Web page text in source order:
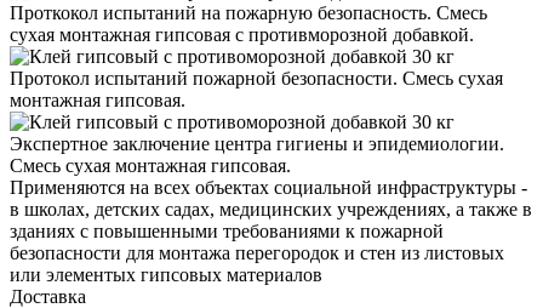
Проткокол испытаний на пожарную безопасность. Смесь
сухая монтажная гипсовая с противморозной добавкой.
Протокол испытаний пожарной безопасности. Смесь сухая
монтажная гипсовая.
Экспертное заключение центра гигиены и эпидемиологии.
Смесь сухая монтажная гипсовая.
Применяются на всех объектах социальной инфраструктуры -
в школах, детских садах, медицинских учреждениях, а также в
зданиях с повышенными требованиями к пожарной
безопасности для монтажа перегородок и стен из листовых
или элементых гипсовых материалов
Доставка